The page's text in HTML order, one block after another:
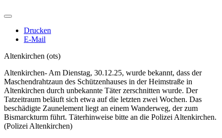
Drucken
E-Mail
Altenkirchen (ots)
Altenkirchen- Am Dienstag, 30.12.25, wurde bekannt, dass der
Maschendrahtzaun des Schützenhauses in der Heimstraße in
Altenkirchen durch unbekannte Täter zerschnitten wurde. Der
Tatzeitraum beläuft sich etwa auf die letzten zwei Wochen. Das
beschädigte Zaunelement liegt an einem Wanderweg, der zum
Bismarckturm führt. Täterhinweise bitte an die Polizei Altenkirchen.
(Polizei Altenkirchen)